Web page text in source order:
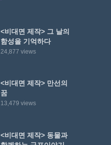
<비대면 제작> 그 날의
함성을 기억하다
24,877 views
<비대면 제작> 만선의
꿈
13,479 views
<비대면 제작> 동물과